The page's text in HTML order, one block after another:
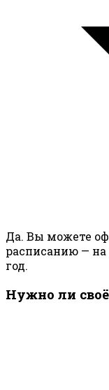
Да. Вы можете
расписанию —
год.
Нужно ли своё